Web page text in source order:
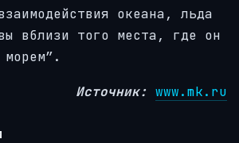
океана, льда
вблизи того места, где он
Источник: www.mk.ru